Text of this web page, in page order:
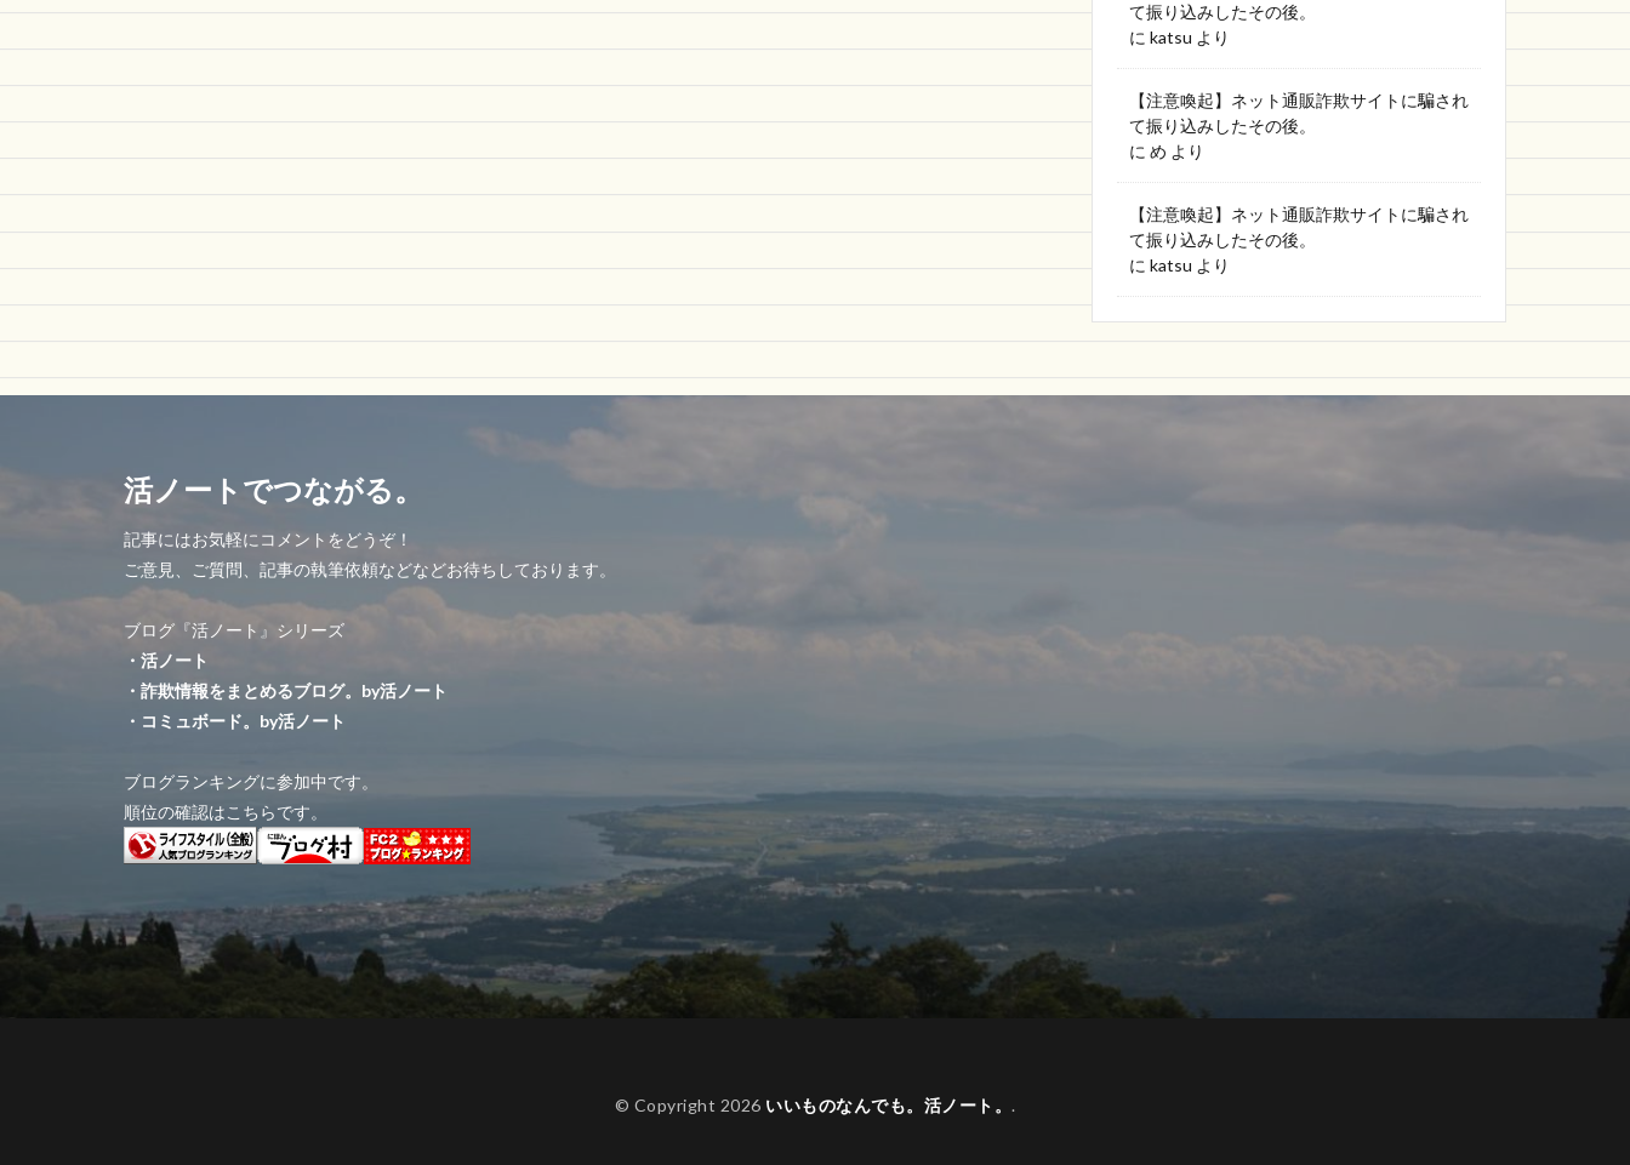
て振り込みしたその後。
に katsu より
【注意喚起】ネット通販詐欺サイトに騙され
て振り込みしたその後。
に め より
【注意喚起】ネット通販詐欺サイトに騙され
て振り込みしたその後。
に katsu より
活ノートでつながる。
記事にはお気軽にコメントをどうぞ！
ご意見、ご質問、記事の執筆依頼などなどお待ちしております。
ブログ『活ノート』シリーズ
・活ノート
・詐欺情報をまとめるブログ。by活ノート
・コミュボード。by活ノート
ブログランキングに参加中です。
順位の確認はこちらです。
© Copyright 2026 いいものなんでも。活ノート。 .